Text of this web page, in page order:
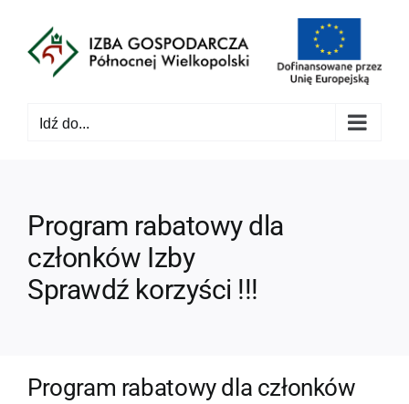
zawartości
Idź do...
Program rabatowy dla
członków Izby
Sprawdź korzyści !!!
Program rabatowy dla członków